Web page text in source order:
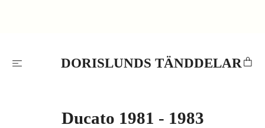
DORISLUNDS TÄNDDELAR
Ducato 1981 - 1983